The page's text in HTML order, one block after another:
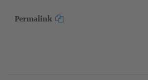
Permalink